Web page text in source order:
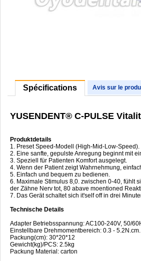
Spécifications Avis sur le
YUSENDENT® C-PULSE
Produktdetails
1. Preset Speed​​-Modell (High-Mid-Low-Speed​​).
2. Eine sanfte, gepulste Anregung beginnt mit
3. Speziell für Patienten Komfort ausgelegt.
4. Wenn der Patient zeigt Wahrnehmung,
5. Einfach und bequem zu bedienen.
6. Maximale Stimulus 8,0. zwischen 0-40, fühlt
der Zähne Nerv tot, 80 abave moentioned
7. Das Gerät schaltet sich it'self off in drei
Technische Details
Adapter Betriebsspannung: AC100-240V, 50/
Einstellbare Drehmomentbereich: 0.3 - 5.2N.cm.
Packung(cm): 30*20*12
Gewicht(kg)/PCS: 2.5kg
Packung Material: carton